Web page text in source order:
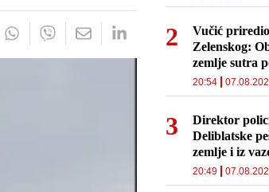
Vučić
Zelenskog:
zemlje sutra
20:54
Direktor
Deliblatske
zemlje i iz
20:49